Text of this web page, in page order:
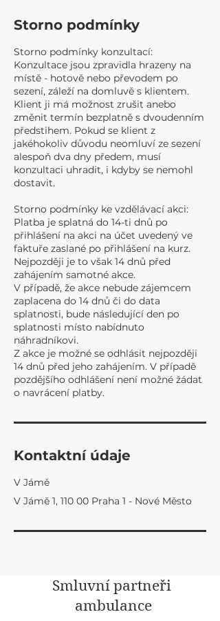
Storno podmínky
Storno podmínky konzultací:
Konzultace jsou zpravidla hrazeny na
místě - hotově nebo převodem po
sezení, záleží na domluvě s klientem.
Klient ji má možnost zrušit anebo
změnit termín bezplatně s dvoudenním
předstihem. Pokud se klient z
jakéhokoliv důvodu neomluví ze sezení
alespoň dva dny předem, musí
konzultaci uhradit, i kdyby se nemohl
dostavit.
Storno podmínky ke vzdělávací akci:
Platba je splatná do 14-ti dnů po
přihlášení na akci na účet uvedený ve
faktuře zaslané po přihlášení na kurz.
Nejpozději je to však 14 dnů před
zahájením samotné akce.
V případě, že akce nebude zájemcem
zaplacena do 14 dnů či do data
splatnosti, bude následující den po
splatnosti místo nabídnuto
náhradníkovi.
Z akce je možné se odhlásit nejpozději
14 dnů před jeho zahájením. V případě
pozdějšího odhlášení není možné žádat
Kontaktní údaje
V Jámě
V Jámě 1, 110 00 Praha 1 - Nové Město
Smluvní partneři
ambulance